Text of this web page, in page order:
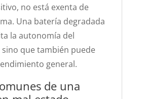
no está exenta de
Una batería degradada
la autonomía del
que también puede
general.
de una